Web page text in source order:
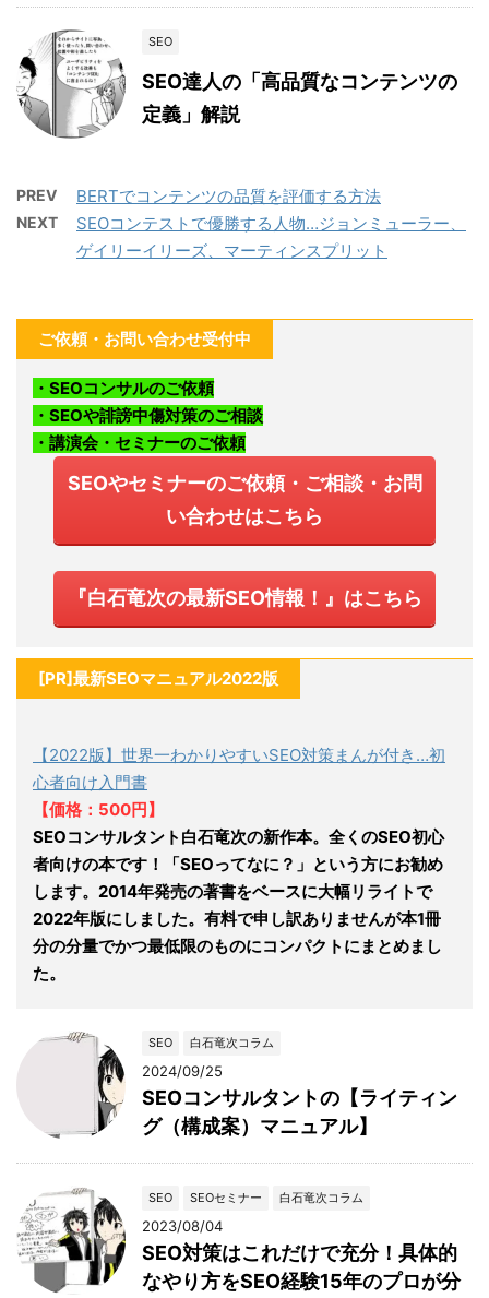
SEO
SEO達人の「高品質なコンテンツの
定義」解説
PREV BERTでコンテンツの品質を評価する方法
NEXT
SEOコンテストで優勝する人物…ジョンミューラー、
ゲイリーイリーズ、マーティンスプリット
ご依頼・お問い合わせ受付中
・SEOコンサルのご依頼
・SEOや誹謗中傷対策のご相談
・講演会・セミナーのご依頼
SEOやセミナーのご依頼・ご相談・お問
い合わせはこちら
『白石竜次の最新SEO情報！』はこちら
[PR]最新SEOマニュアル2022版
【2022版】世界一わかりやすいSEO対策まんが付き…初
心者向け入門書
【価格：500円】
SEOコンサルタント白石竜次の新作本。全くのSEO初心
者向けの本です！「SEOってなに？」という方にお勧め
します。2014年発売の著書をベースに大幅リライトで
2022年版にしました。有料で申し訳ありませんが本1冊
分の分量でかつ最低限のものにコンパクトにまとめまし
た。
SEO 白石竜次コラム
2024/09/25
SEOコンサルタントの【ライティン
グ（構成案）マニュアル】
SEO SEOセミナー 白石竜次コラム
2023/08/04
SEO対策はこれだけで充分！具体的
なやり方をSEO経験15年のプロが分